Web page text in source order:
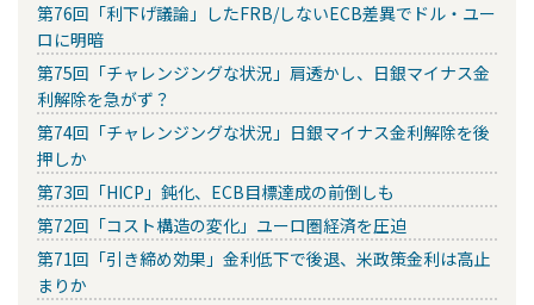
第76回「利下げ議論」したFRB/しないECB差異でドル・ユー
ロに明暗
第75回「チャレンジングな状況」肩透かし、日銀マイナス金
利解除を急がず？
第74回「チャレンジングな状況」日銀マイナス金利解除を後
押しか
第73回「HICP」鈍化、ECB目標達成の前倒しも
第72回「コスト構造の変化」ユーロ圏経済を圧迫
第71回「引き締め効果」金利低下で後退、米政策金利は高止
まりか